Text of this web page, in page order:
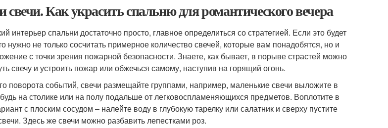
свечи. Как украсить спальню для романтического вечера
интерьер спальни достаточно просто, главное определиться со стратегией. Если это будет
нужно не только сосчитать примерное количество свечей, которые вам понадобятся, но и
с точки зрения пожарной безопасности. Знаете, как бывает, в порыве страстей можно
свечу и устроить пожар или обжечься самому, наступив на горящий огонь.
поворота событий, свечи размещайте группами, например, маленькие свечи выложите в
на столике или на полу подальше от легковоспламеняющихся предметов. Воплотите в
с плоским сосудом – налейте воду в глубокую тарелку или салатник и сверху пустите
Здесь же свечи можно разбавить лепестками роз.